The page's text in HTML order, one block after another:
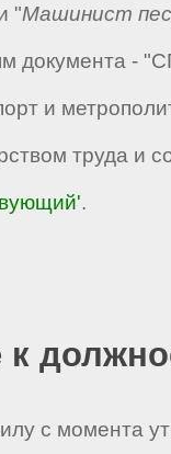
"Машинист
документа -
и
труда и
.
с момента